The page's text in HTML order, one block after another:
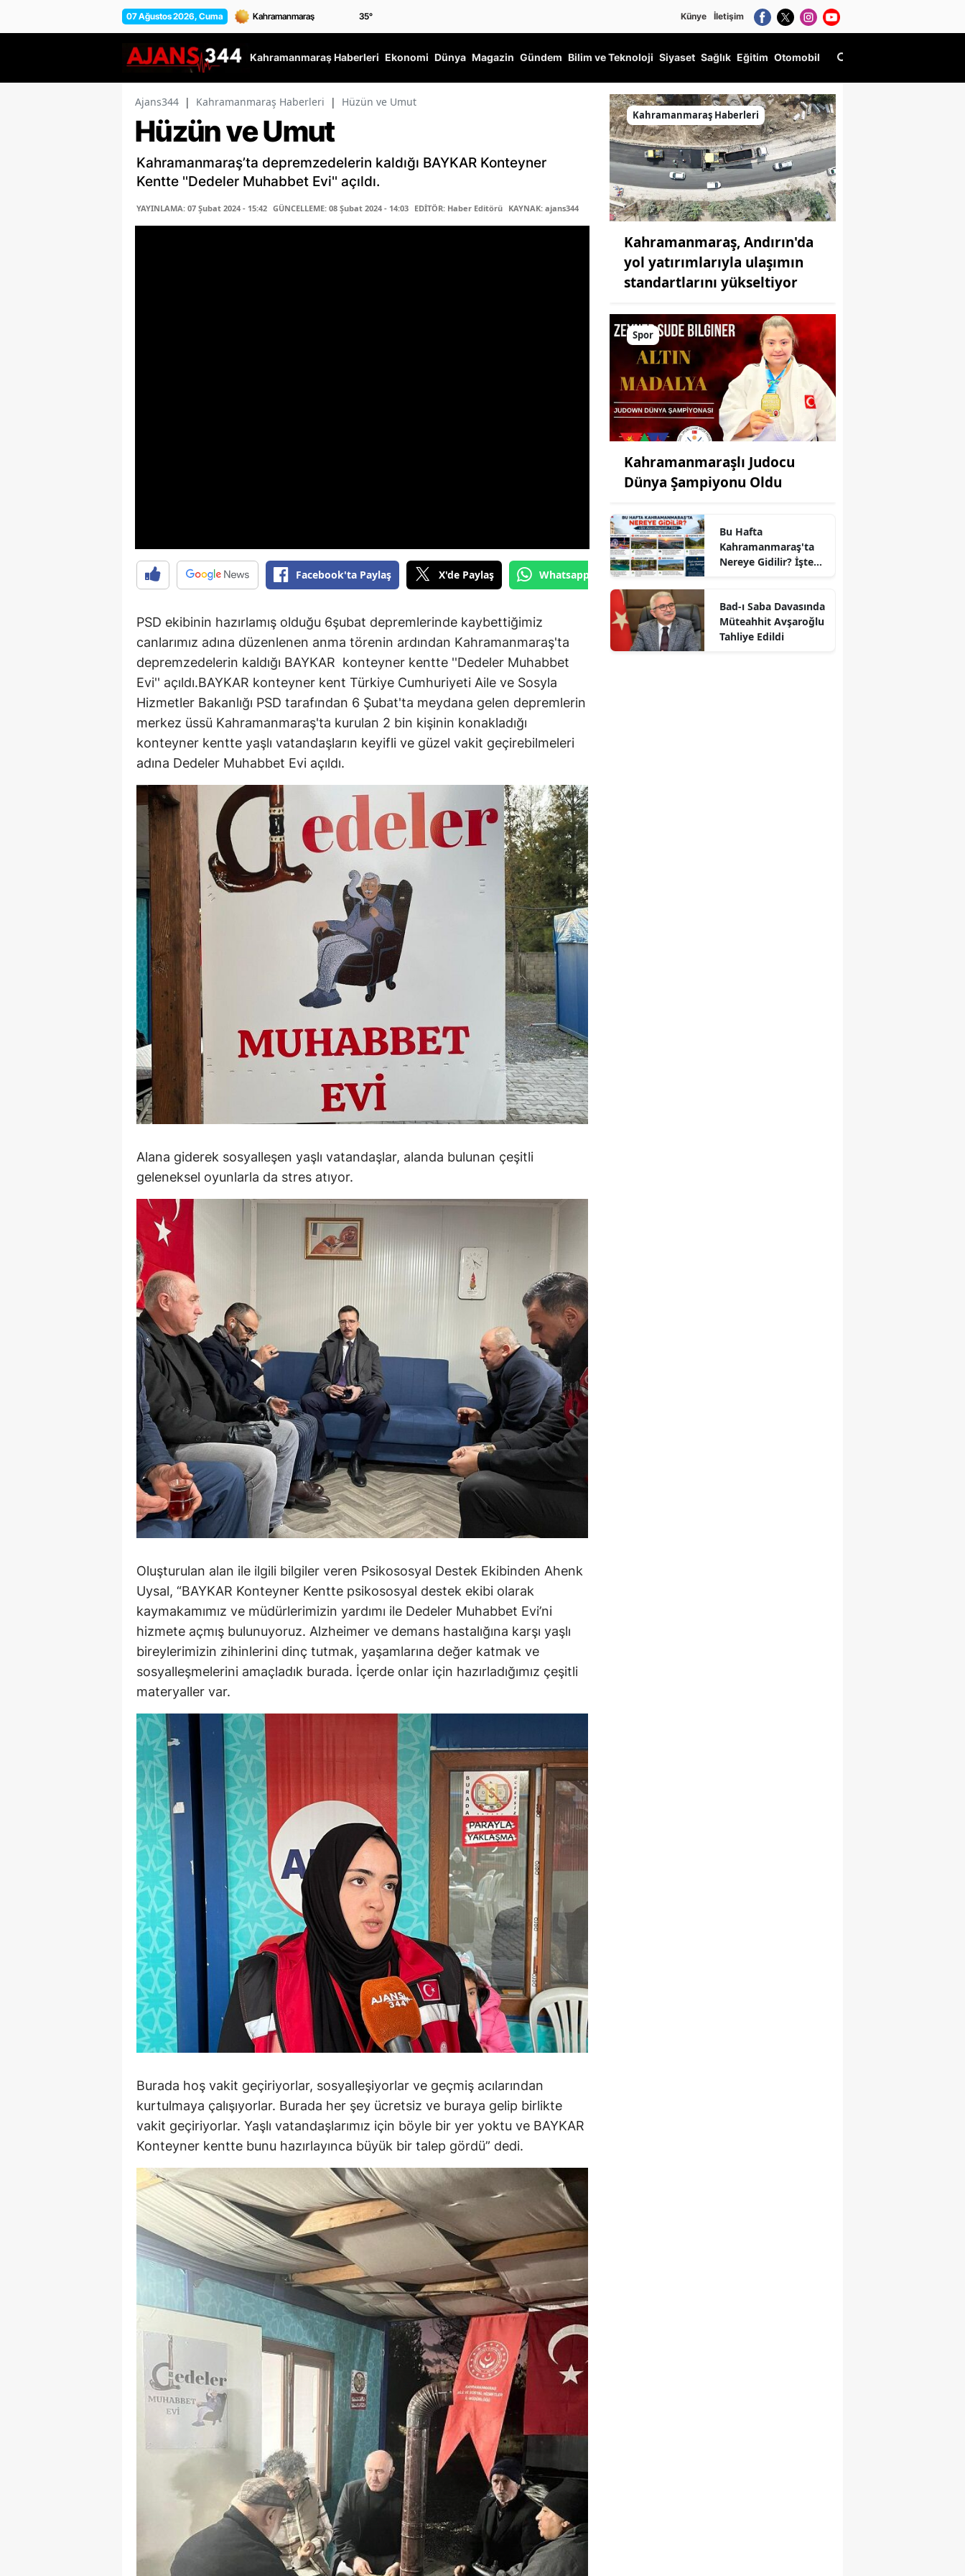
07 Ağustos 2026, Cuma 35° Künye İletişim
Kahramanmaraş Haberleri Ekonomi Dünya Magazin Gündem Bilim ve Teknoloji Siyaset Sağlık Eğitim Otomobil
Ajans344 | Kahramanmaraş Haberleri | Hüzün ve Umut
Hüzün ve Umut
Kahramanmaraş’ta depremzedelerin kaldığı BAYKAR Konteyner
Kentte ''Dedeler Muhabbet Evi'' açıldı.
YAYINLAMA: 07 Şubat 2024 - 15:42 GÜNCELLEME: 08 Şubat 2024 - 14:03 EDİTÖR: Haber Editörü KAYNAK: ajans344
Facebook'ta Paylaş X'de Paylaş Whatsapp'tan Gönder
PSD ekibinin hazırlamış olduğu 6şubat depremlerinde kaybettiğimiz
canlarımız adına düzenlenen anma törenin ardından Kahramanmaraş'ta
depremzedelerin kaldığı BAYKAR konteyner kentte ''Dedeler Muhabbet
Evi'' açıldı.BAYKAR konteyner kent Türkiye Cumhuriyeti Aile ve Sosyla
Hizmetler Bakanlığı PSD tarafından 6 Şubat'ta meydana gelen depremlerin
merkez üssü Kahramanmaraş'ta kurulan 2 bin kişinin konakladığı
konteyner kentte yaşlı vatandaşların keyifli ve güzel vakit geçirebilmeleri
adına Dedeler Muhabbet Evi açıldı.
Alana giderek sosyalleşen yaşlı vatandaşlar, alanda bulunan çeşitli
geleneksel oyunlarla da stres atıyor.
Oluşturulan alan ile ilgili bilgiler veren Psikososyal Destek Ekibinden Ahenk
Uysal, “BAYKAR Konteyner Kentte psikososyal destek ekibi olarak
kaymakamımız ve müdürlerimizin yardımı ile Dedeler Muhabbet Evi’ni
hizmete açmış bulunuyoruz. Alzheimer ve demans hastalığına karşı yaşlı
bireylerimizin zihinlerini dinç tutmak, yaşamlarına değer katmak ve
sosyalleşmelerini amaçladık burada. İçerde onlar için hazırladığımız çeşitli
materyaller var.
Burada hoş vakit geçiriyorlar, sosyalleşiyorlar ve geçmiş acılarından
kurtulmaya çalışıyorlar. Burada her şey ücretsiz ve buraya gelip birlikte
vakit geçiriyorlar. Yaşlı vatandaşlarımız için böyle bir yer yoktu ve BAYKAR
Konteyner kentte bunu hazırlayınca büyük bir talep gördü” dedi.
Kahramanmaraş Haberleri
Kahramanmaraş, Andırın'da
yol yatırımlarıyla ulaşımın
standartlarını yükseltiyor
Spor
Kahramanmaraşlı Judocu
Dünya Şampiyonu Oldu
Bu Hafta
Kahramanmaraş'ta
Nereye Gidilir? İşte
Bad-ı Saba Davasında
Müteahhit Avşaroğlu
Tahliye Edildi